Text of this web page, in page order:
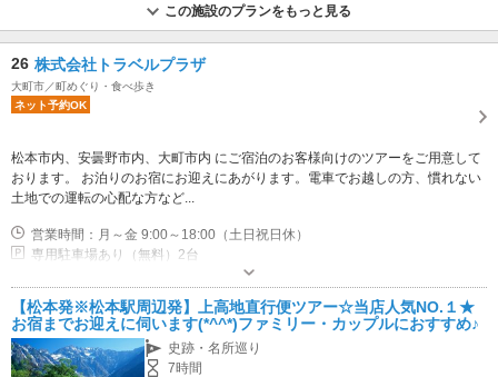
この施設のプランをもっと見る
26 株式会社トラベルプラザ
大町市／町めぐり・食べ歩き
ネット予約OK
松本市内、安曇野市内、大町市内 にご宿泊のお客様向けのツアーをご用意して
おります。 お泊りのお宿にお迎えにあがります。電車でお越しの方、慣れない
土地での運転の心配な方など...
営業時間：月～金 9:00～18:00（土日祝日休）
専用駐車場あり（無料）2台
【松本発※松本駅周辺発】上高地直行便ツアー☆当店人気NO.１★
お宿までお迎えに伺います(*^^*)ファミリー・カップルにおすすめ♪
史跡・名所巡り
7時間